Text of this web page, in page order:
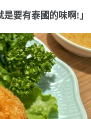
要有泰國的味啊!」